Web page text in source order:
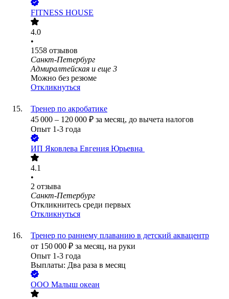
FITNESS HOUSE
4.0
•
1558 отзывов
Санкт-Петербург
Адмиралтейская и еще 3
Можно без резюме
Откликнуться
Тренер по акробатике
45 000 – 120 000 ₽ за месяц, до вычета налогов
Опыт 1-3 года
ИП Яковлева Евгения Юрьевна
4.1
•
2 отзыва
Санкт-Петербург
Откликнитесь среди первых
Откликнуться
Тренер по раннему плаванию в детский аквацентр
от 150 000 ₽ за месяц, на руки
Опыт 1-3 года
Выплаты: Два раза в месяц
ООО Малыш океан